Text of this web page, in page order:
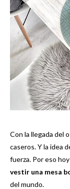
Con la llegada del
caseros. Y la idea
fuerza. Por eso
vestir una mesa
del mundo.